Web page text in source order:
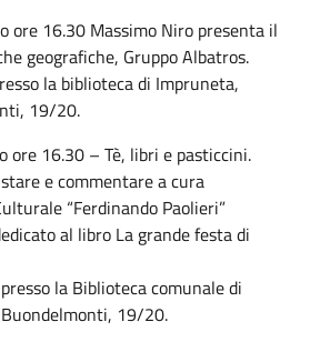
ore 16.30 Massimo Niro presenta il
geografiche, Gruppo Albatros.
la biblioteca di Impruneta,
19/20.
ore 16.30 – Tè, libri e pasticcini.
e commentare a cura
“Ferdinando Paolieri”
al libro La grande festa di
la Biblioteca comunale di
19/20.